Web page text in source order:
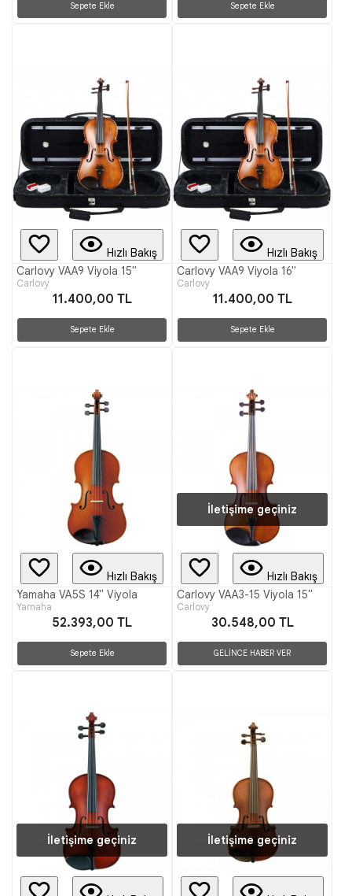
Sepete Ekle Sepete Ekle
Hızlı Bakış
Carlovy VAA9 Viyola 15"
Carlovy
11.400,00 TL
Sepete Ekle
Hızlı Bakış
Carlovy VAA9 Viyola 16"
Carlovy
11.400,00 TL
Sepete Ekle
Hızlı Bakış
Yamaha VA5S 14" Viyola
Yamaha
52.393,00 TL
Sepete Ekle
İletişime geçiniz
Hızlı Bakış
Carlovy VAA3-15 Viyola 15"
Carlovy
30.548,00 TL
GELİNCE HABER VER
İletişime geçiniz İletişime geçiniz